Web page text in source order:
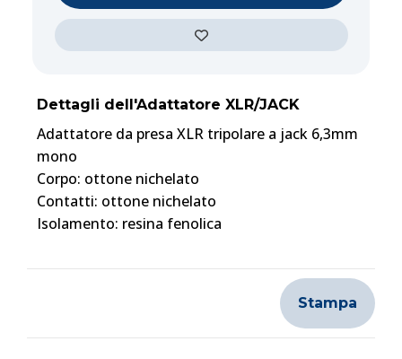
Dettagli dell'Adattatore XLR/JACK
Adattatore da presa XLR tripolare a jack 6,3mm
mono
Corpo: ottone nichelato
Contatti: ottone nichelato
Isolamento: resina fenolica
Stampa